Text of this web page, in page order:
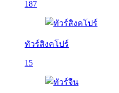
187
ทัวร์สิงคโปร์
15